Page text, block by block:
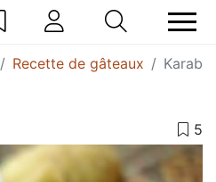
Recette de gâteaux Karabij